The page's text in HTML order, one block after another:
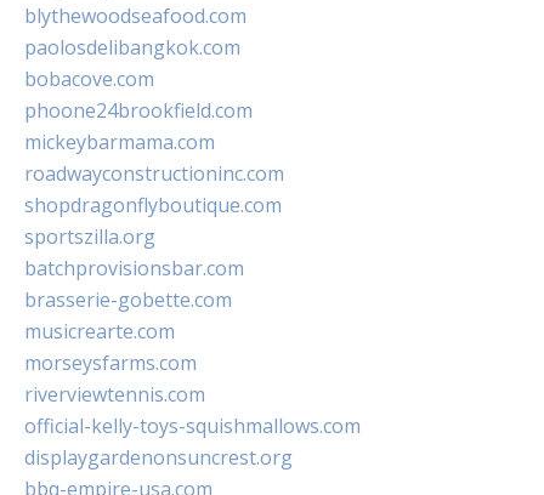
blythewoodseafood.com
paolosdelibangkok.com
bobacove.com
phoone24brookfield.com
mickeybarmama.com
roadwayconstructioninc.com
shopdragonflyboutique.com
sportszilla.org
batchprovisionsbar.com
brasserie-gobette.com
musicrearte.com
morseysfarms.com
riverviewtennis.com
official-kelly-toys-squishmallows.com
displaygardenonsuncrest.org
bbq-empire-usa.com